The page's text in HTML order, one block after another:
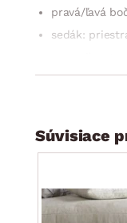
pravá/ľavá
sedák:
3× široká
výška sedu:
predné
Súvisiace